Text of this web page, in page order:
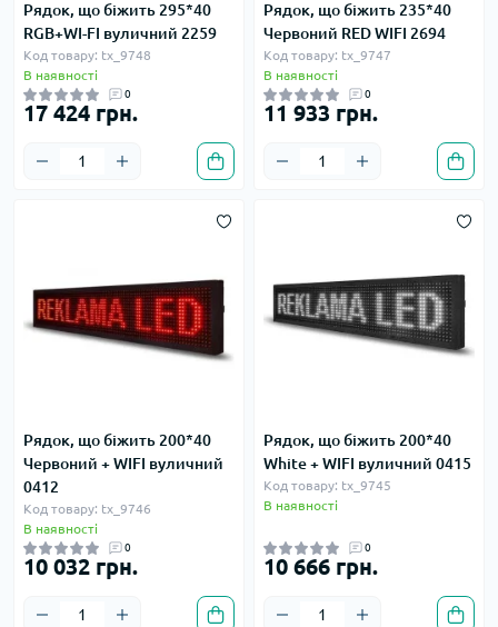
Рядок, що біжить 295*40
RGB+WI-FI вуличний 2259
Код товару: tx_9748
В наявності
0
17 424 грн.
Рядок, що біжить 235*40
Червоний RED WIFI 2694
Код товару: tx_9747
В наявності
0
11 933 грн.
Рядок, що біжить 200*40
Червоний + WIFI вуличний
0412
Код товару: tx_9746
В наявності
0
10 032 грн.
Рядок, що біжить 200*40
White + WIFI вуличний 0415
Код товару: tx_9745
В наявності
0
10 666 грн.